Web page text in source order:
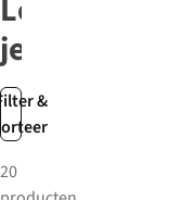
&
Levi's
jeansbroeken
20